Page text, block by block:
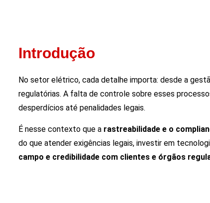
Introdução
No setor elétrico, cada detalhe importa: desde a
regulatórias. A falta de controle sobre esses
desperdícios até penalidades legais.
É nesse contexto que a rastreabilidade e o
do que atender exigências legais, investir em
campo e credibilidade com clientes e órgãos